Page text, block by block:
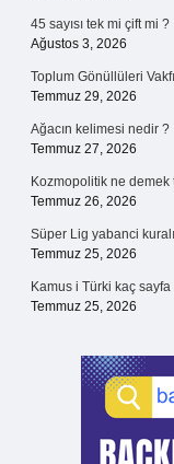
45 sayısı tek mi çift mi ?
Ağustos 3, 2026
Toplum Gönüllüleri
Temmuz 29, 2026
Ağacın kelimesi nedir ?
Temmuz 27, 2026
Kozmopolitik ne demek
Temmuz 26, 2026
Süper Lig yabanci kuralı
Temmuz 25, 2026
Kamus i Türki kaç sayfa
Temmuz 25, 2026